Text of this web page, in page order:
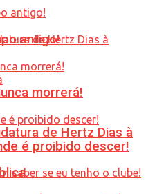
de Hertz Dias à
antigo!
morrerá!
é proibido descer!